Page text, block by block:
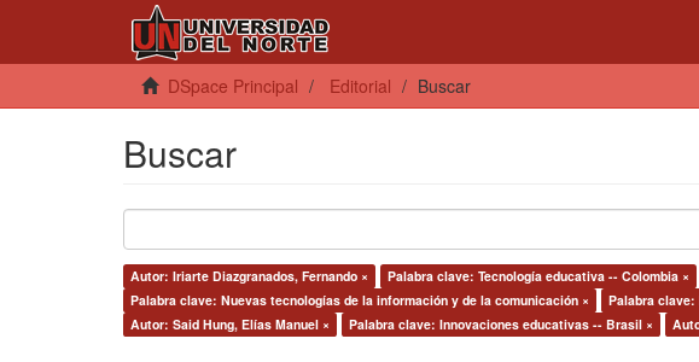
DSpace Principal Editorial Buscar
Buscar
Autor: Iriarte Diazgranados, Fernando × Palabra clave: Tecnología educativa -- Colombia ×
Palabra clave: Nuevas tecnologías de la información y de la comunicación ×
Palabra clave:
Autor: Said Hung, Elías Manuel ×
Palabra clave: Innovaciones educativas -- Brasil ×